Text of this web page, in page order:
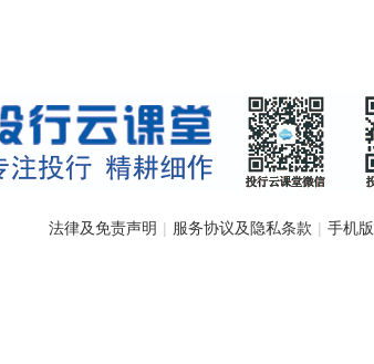
法律及免责声明 | 服务协议及隐私条款 | 手机版